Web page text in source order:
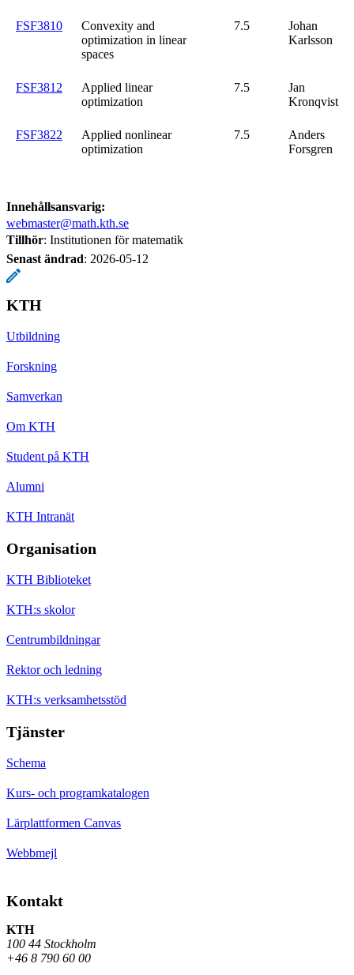
FSF3810
Convexity and
optimization in linear
spaces
7.5
Johan
Karlsson
FSF3812
Applied linear
optimization
7.5
Jan
Kronqvist
FSF3822
Applied nonlinear
optimization
7.5
Anders
Forsgren
Innehållsansvarig:
webmaster@math.kth.se
Tillhör: Institutionen för matematik
Senast ändrad: 2026-05-12
KTH
Utbildning
Forskning
Samverkan
Om KTH
Student på KTH
Alumni
KTH Intranät
Organisation
KTH Biblioteket
KTH:s skolor
Centrumbildningar
Rektor och ledning
KTH:s verksamhetsstöd
Tjänster
Schema
Kurs- och programkatalogen
Lärplattformen Canvas
Webbmejl
Kontakt
KTH
100 44 Stockholm
+46 8 790 60 00